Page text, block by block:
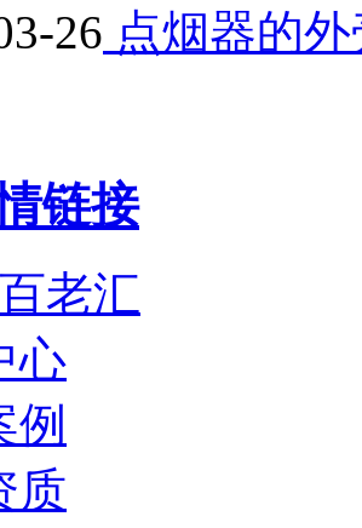
26 点烟器的
链接
老汇
心
例
质